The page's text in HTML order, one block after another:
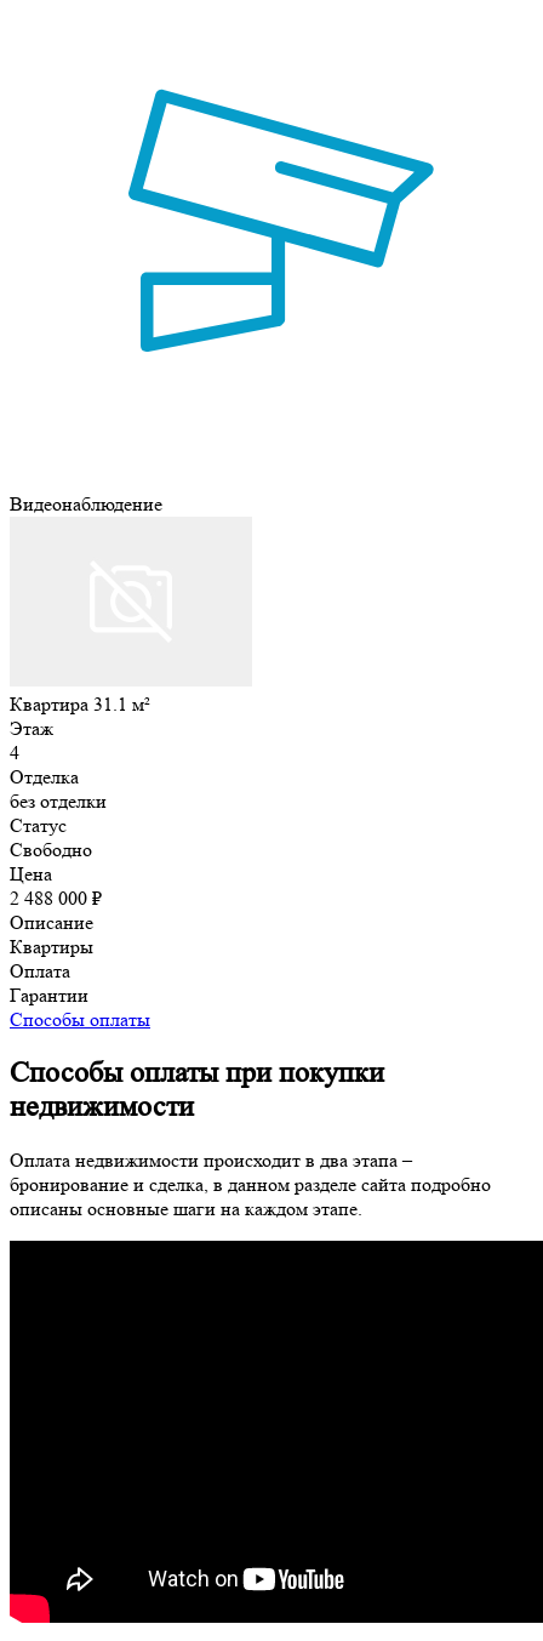
Видеонаблюдение
Квартира 31.1 м²
Этаж
4
Отделка
без отделки
Статус
Свободно
Цена
2 488 000 ₽
Описание
Квартиры
Оплата
Гарантии
Способы оплаты
Способы оплаты при покупки
недвижимости
Оплата недвижимости происходит в два этапа –
бронирование и сделка, в данном разделе сайта подробно
описаны основные шаги на каждом этапе.